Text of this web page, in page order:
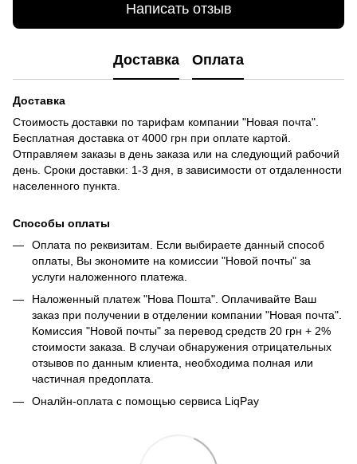
Написать отзыв
Доставка Оплата
Доставка
Стоимость доставки по тарифам компании "Новая почта".
Бесплатная доставка от 4000 грн при оплате картой.
Отправляем заказы в день заказа или на следующий рабочий
день. Сроки доставки: 1-3 дня, в зависимости от отдаленности
населенного пункта.
Способы оплаты
Оплата по реквизитам. Если выбираете данный способ
оплаты, Вы экономите на комиссии "Новой почты" за
услуги наложенного платежа.
Наложенный платеж "Нова Пошта". Оплачивайте Ваш
заказ при получении в отделении компании "Новая почта".
Комиссия "Новой почты" за перевод средств 20 грн + 2%
стоимости заказа. В случаи обнаружения отрицательных
отзывов по данным клиента, необходима полная или
частичная предоплата.
Оналйн-оплата с помощью сервиса LiqPay